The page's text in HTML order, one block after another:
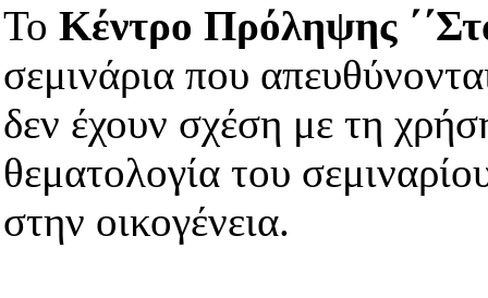
Το Κέντρο Πρόληψης
σεμινάρια που
δεν έχουν σχέση με τη
θεματολογία του
στην οικογένεια.